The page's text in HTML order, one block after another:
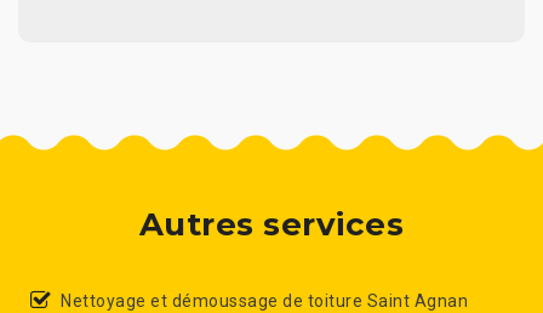
Autres services
Nettoyage et démoussage de toiture Saint Agnan